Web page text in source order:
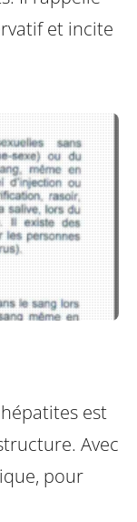
et incite
est
Avec
pour